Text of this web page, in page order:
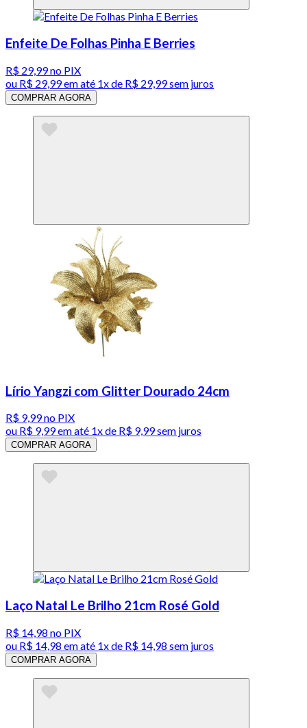
Enfeite De Folhas Pinha E Berries
R$ 29,99no PIX
ou R$ 29,99em até 1x de R$ 29,99sem juros
COMPRAR AGORA
Lírio Yangzi com Glitter Dourado 24cm
R$ 9,99no PIX
ou R$ 9,99em até 1x de R$ 9,99sem juros
COMPRAR AGORA
Laço Natal Le Brilho 21cm Rosé Gold
R$ 14,98 no PIX
ou R$ 14,98 em até 1x de R$ 14,98 sem juros
COMPRAR AGORA